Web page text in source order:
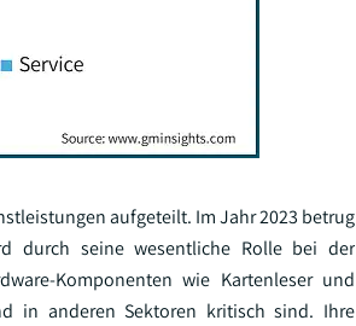
aufgeteilt. Im Jahr 2023 betrug
durch seine wesentliche Rolle bei der
Komponenten wie Kartenleser und
in anderen Sektoren kritisch sind. Ihre